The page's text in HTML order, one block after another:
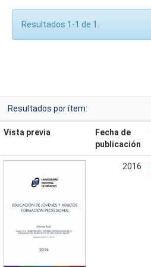
Resultados 1-1 de 1.
Resultados por ítem:
Vista previa
Fecha de
publicación
2016